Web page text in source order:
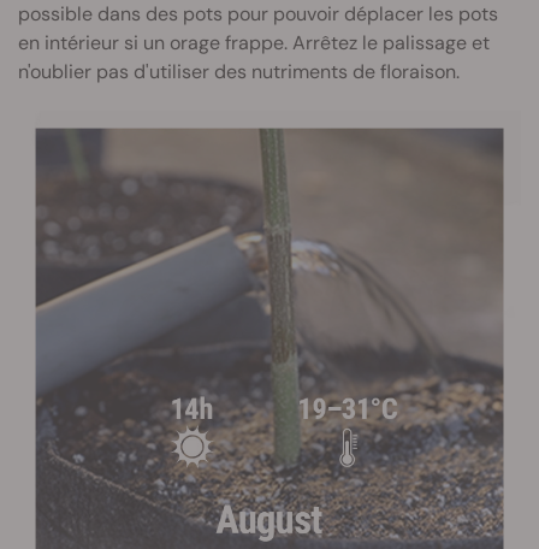
possible dans des pots pour pouvoir déplacer les pots
en intérieur si un orage frappe. Arrêtez le palissage et
n'oublier pas d'utiliser des nutriments de floraison.